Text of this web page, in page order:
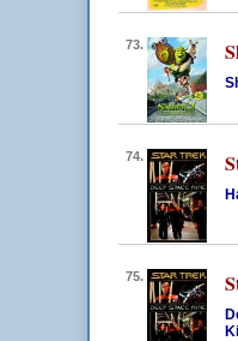
73.
74.
75.